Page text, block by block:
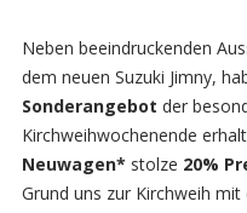
Neben beeindruckenden
dem neuen Suzuki Jimny,
Sonderangebot der
Kirchweihwochenende
Neuwagen* stolze 20%
Grund uns zur Kirchweih